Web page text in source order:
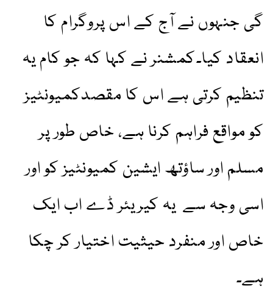
گی جنہوں نے آج کے اس پروگرام کا
انعقاد کیا۔کمشنر نے کہا کہ جو کام یہ
تنظیم کرتی ہے اس کا مقصدکمیونٹیز
کو مواقع فراہم کرنا ہے، خاص طور پر
مسلم اور ساؤتھ ایشین کمیونٹیز کو اور
اسی وجہ سے یہ کیریئر ڈے اب ایک
خاص اور منفرد حیثیت اختیار کر چکا
ہے۔